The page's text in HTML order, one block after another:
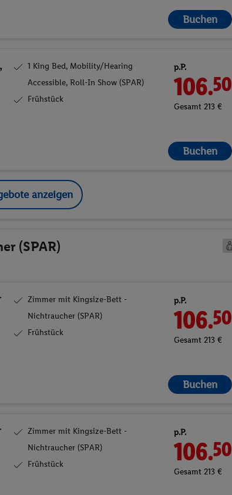
Buchen
1 King Bed, Mobility/Hearing
Accessible, Roll-In Show (SPAR)
Frühstück
p.P.
106.50
Gesamt 213 €
Buchen
anzeigen
(SPAR)
Zimmer mit Kingsize-Bett -
Nichtraucher (SPAR)
Frühstück
p.P.
106.50
Gesamt 213 €
Buchen
Zimmer mit Kingsize-Bett -
Nichtraucher (SPAR)
Frühstück
p.P.
106.50
Gesamt 213 €